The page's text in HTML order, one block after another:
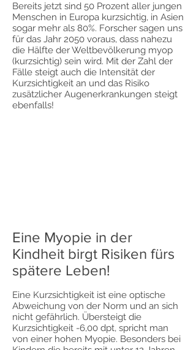
Bereits jetzt sind 50 Prozent aller jungen
Menschen in Europa kurzsichtig, in Asien
sogar mehr als 80%. Forscher sagen uns
für das Jahr 2050 voraus, dass nahezu
die Hälfte der Weltbevölkerung myop
(kurzsichtig) sein wird. Mit der Zahl der
Fälle steigt auch die Intensität der
Kurzsichtigkeit an und das Risiko
zusätzlicher Augenerkrankungen steigt
ebenfalls!
Eine Myopie in der
Kindheit birgt Risiken fürs
spätere Leben!
Eine Kurzsichtigkeit ist eine optische
Abweichung von der Norm und an sich
nicht gefährlich. Übersteigt die
Kurzsichtigkeit -6,00 dpt, spricht man
von einer hohen Myopie. Besonders bei